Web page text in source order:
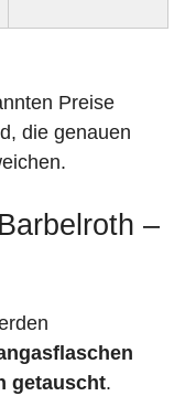
Preise
die genauen
–
getauscht.